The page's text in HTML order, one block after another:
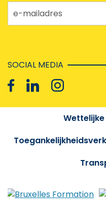
e-mailadres
SOCIAL MEDIA